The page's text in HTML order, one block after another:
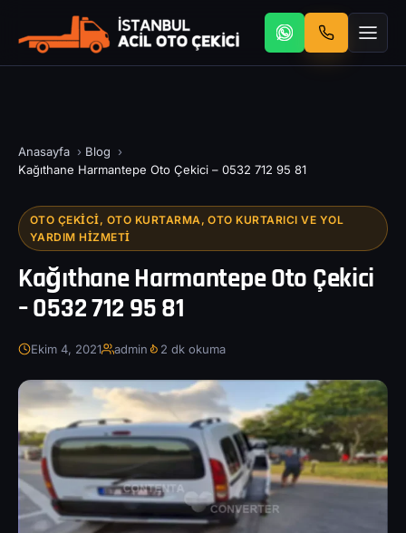
Anasayfa › Blog
›
Kağıthane Harmantepe Oto Çekici – 0532 712 95 81
OTO ÇEKICI, OTO KURTARMA, OTO KURTARICI VE YOL
YARDIM HIZMETI
Kağıthane Harmantepe Oto Çekici
– 0532 712 95 81
Ekim 4, 2021 admin 2 dk okuma